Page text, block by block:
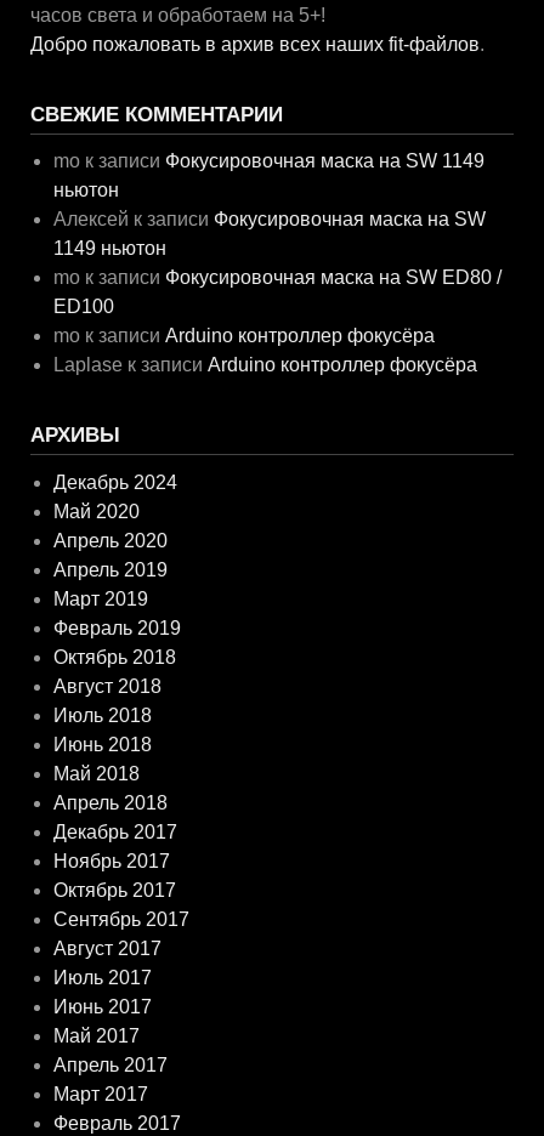
часов света и обработаем на 5+!
Добро пожаловать в архив всех наших fit-файлов.
СВЕЖИЕ КОММЕНТАРИИ
mo к записи Фокусировочная маска на SW 1149
ньютон
Алексей к записи Фокусировочная маска на SW
1149 ньютон
mo к записи Фокусировочная маска на SW ED80 /
ED100
mo к записиArduino контроллер фокусёра
Laplase к записиArduino контроллер фокусёра
АРХИВЫ
Декабрь 2024
Май 2020
Апрель 2020
Апрель 2019
Март 2019
Февраль 2019
Октябрь 2018
Август 2018
Июль 2018
Июнь 2018
Май 2018
Апрель 2018
Декабрь 2017
Ноябрь 2017
Октябрь 2017
Сентябрь 2017
Август 2017
Июль 2017
Июнь 2017
Май 2017
Апрель 2017
Март 2017
Февраль 2017